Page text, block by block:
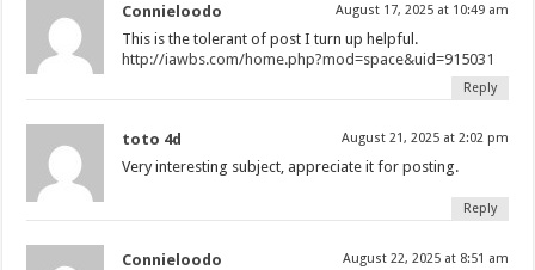
Connieloodo August 17, 2025 at 10:49 am
This is the tolerant of post I turn up helpful.
http://iawbs.com/home.php?mod=space&uid=915031
Reply
toto 4d August 21, 2025 at 2:02 pm
Very interesting subject, appreciate it for posting.
Reply
Connieloodo August 22, 2025 at 8:51 am